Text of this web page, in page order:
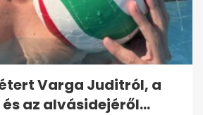
Varga Juditról, a
az alvásidejéről...